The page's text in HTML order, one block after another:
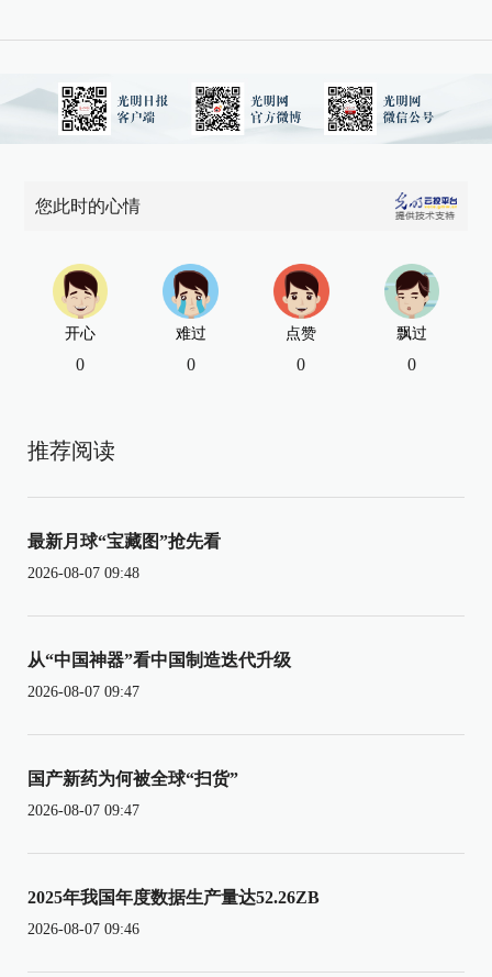
您此时的心情
开心
0
难过
0
点赞
0
飘过
0
推荐阅读
最新月球“宝藏图”抢先看
2026-08-07 09:48
从“中国神器”看中国制造迭代升级
2026-08-07 09:47
国产新药为何被全球“扫货”
2026-08-07 09:47
2025年我国年度数据生产量达52.26ZB
2026-08-07 09:46